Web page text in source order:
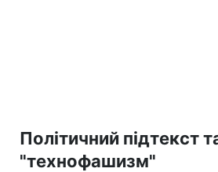
Політичний підтекст
"технофашизм"